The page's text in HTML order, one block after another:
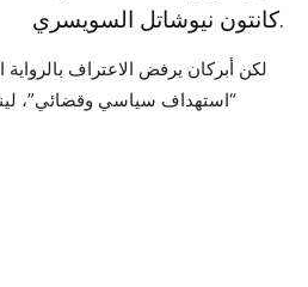
كانتون نيوشاتل السويسري.
لكن أبركان يرفض الاعتراف
“استهداف سياسي وقضائي”،